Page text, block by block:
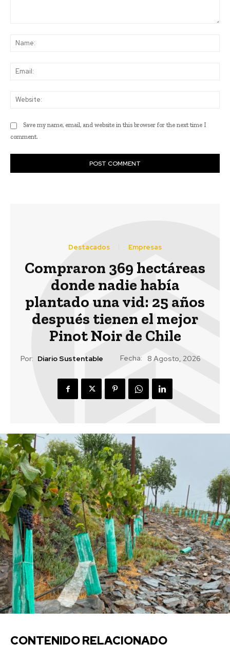
Save my name, email, and website in this browser for the next time I
comment.